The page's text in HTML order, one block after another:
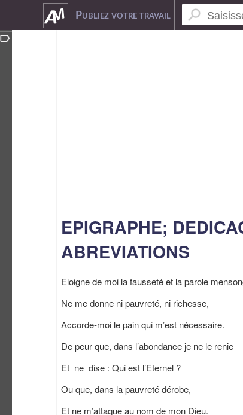
Publiez votre travail
EPIGRAPHE;
ABREVIATIONS
Eloigne de moi la fausseté et la parole
Ne me donne ni pauvreté, ni richesse,
Accorde-moi le pain qui m’est nécessaire.
De peur que, dans l’abondance je ne le renie
Et ne dise : Qui est l’Eternel ?
Ou que, dans la pauvreté dérobe,
Et ne m’attaque au nom de mon Dieu.